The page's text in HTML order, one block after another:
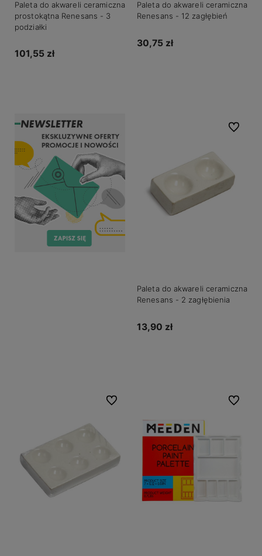
Paleta do akwareli ceramiczna
prostokątna Renesans - 3
podziałki
101,55 zł
Paleta do akwareli ceramiczna
Renesans - 12 zagłębień
30,75 zł
Paleta do akwareli ceramiczna
Renesans - 2 zagłębienia
13,90 zł
Do
Do ulubionych Do